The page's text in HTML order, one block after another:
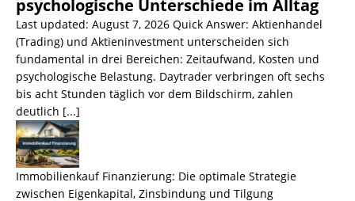
psychologische Unterschiede im Alltag
Last updated: August 7, 2026 Quick Answer: Aktienhandel
(Trading) und Aktieninvestment unterscheiden sich
fundamental in drei Bereichen: Zeitaufwand, Kosten und
psychologische Belastung. Daytrader verbringen oft sechs
bis acht Stunden täglich vor dem Bildschirm, zahlen
deutlich [...]
Immobilienkauf Finanzierung: Die optimale Strategie
zwischen Eigenkapital, Zinsbindung und Tilgung